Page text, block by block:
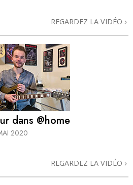
REGARDEZ LA VIDÉO
dans @home
2020
REGARDEZ LA VIDÉO